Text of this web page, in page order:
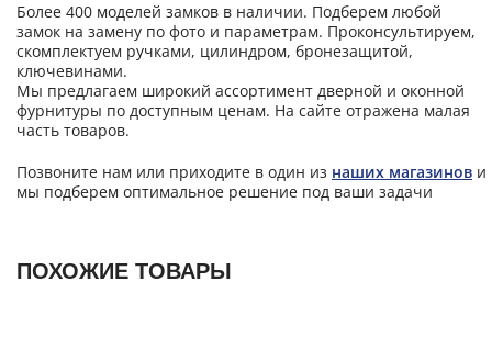
Более 400 моделей замков в наличии. Подберем любой
замок на замену по фото и параметрам. Проконсультируем,
скомплектуем ручками, цилиндром, бронезащитой,
ключевинами.
Мы предлагаем широкий ассортимент дверной и оконной
фурнитуры по доступным ценам. На сайте отражена малая
часть товаров.
Позвоните нам или приходите в один из наших магазинов и
мы подберем оптимальное решение под ваши задачи
ПОХОЖИЕ ТОВАРЫ